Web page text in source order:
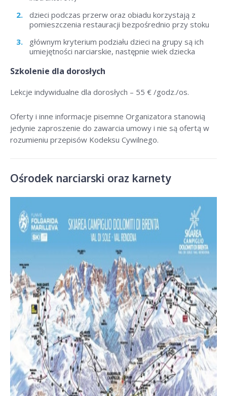
dzieci podczas przerw oraz obiadu korzystają z
pomieszczenia restauracji bezpośrednio przy stoku
głównym kryterium podziału dzieci na grupy są ich
umiejętności narciarskie, następnie wiek dziecka
Szkolenie dla dorosłych
Lekcje indywidualne dla dorosłych – 55 € /godz./os.
Oferty i inne informacje pisemne Organizatora stanowią
jedynie zaproszenie do zawarcia umowy i nie są ofertą w
rozumieniu przepisów Kodeksu Cywilnego.
Ośrodek narciarski oraz karnety